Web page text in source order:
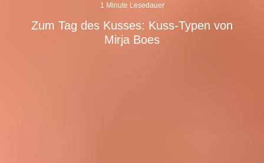
1 Minute Lesedauer
Zum Tag des Kusses: Kuss-Typen von
Mirja Boes